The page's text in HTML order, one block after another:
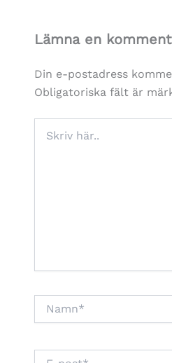
Lämna en
Din e-postadress
Obligatoriska fält är
här..